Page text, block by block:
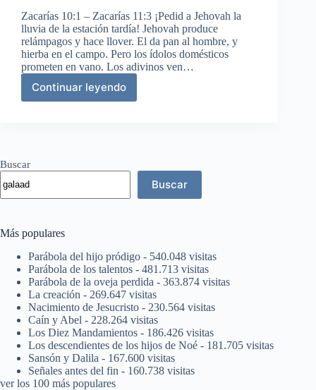
Zacarías 10:1 – Zacarías 11:3 ¡Pedid a Jehovah la
lluvia de la estación tardía! Jehovah produce
relámpagos y hace llover. El da pan al hombre, y
hierba en el campo. Pero los ídolos domésticos
prometen en vano. Los adivinos ven…
Continuar leyendo
Jehová
Buscar
Buscar
Más populares
Parábola del hijo pródigo - 540.048 visitas
Parábola de los talentos - 481.713 visitas
Parábola de la oveja perdida - 363.874 visitas
La creación - 269.647 visitas
Nacimiento de Jesucristo - 230.564 visitas
Caín y Abel - 228.264 visitas
Los Diez Mandamientos - 186.426 visitas
Los descendientes de los hijos de Noé - 181.705 visitas
Sansón y Dalila - 167.600 visitas
Señales antes del fin - 160.738 visitas
ver los 100 más populares